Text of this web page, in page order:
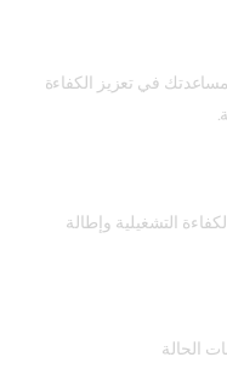
في تعزيز الكفاءة
التشغيلية وإطالة
الحالة